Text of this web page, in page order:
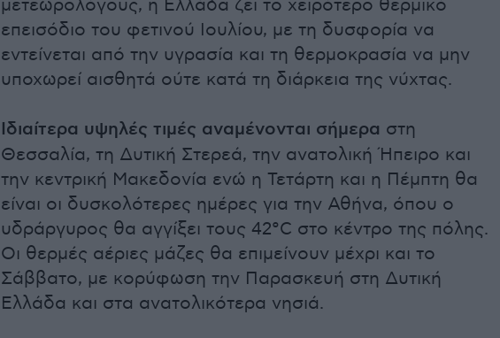
μετεωρολόγους, η Ελλάδα ζει το χειρότερο θερμικό
επεισόδιο του φετινού Ιουλίου, με τη δυσφορία να
εντείνεται από την υγρασία και τη θερμοκρασία να μην
υποχωρεί αισθητά ούτε κατά τη διάρκεια της νύχτας.
Ιδιαίτερα υψηλές τιμές αναμένονται σήμερα στη
Θεσσαλία, τη Δυτική Στερεά, την ανατολική Ήπειρο και
την κεντρική Μακεδονία ενώ η Τετάρτη και η Πέμπτη θα
είναι οι δυσκολότερες ημέρες για την Αθήνα, όπου ο
υδράργυρος θα αγγίξει τους 42°C στο κέντρο της πόλης.
Οι θερμές αέριες μάζες θα επιμείνουν μέχρι και το
Σάββατο, με κορύφωση την Παρασκευή στη Δυτική
Ελλάδα και στα ανατολικότερα νησιά.